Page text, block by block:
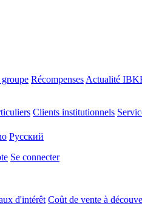
Récompenses Actualité
Clients institutionnels
Pусский
Se connecter
d'intérêt Coût de vente à